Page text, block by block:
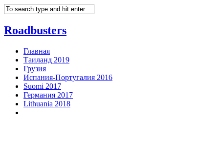
Roadbusters
Главная
Таиланд 2019
Грузия
Испания-Португалия 2016
Suomi 2017
Германия 2017
Lithuania 2018